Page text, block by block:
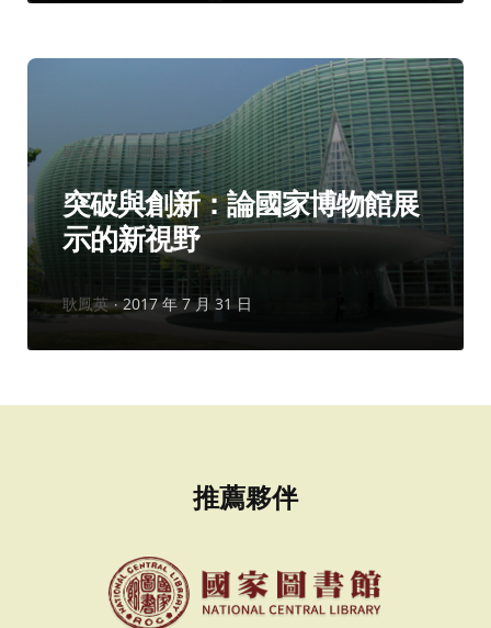
分
類：
研究紀要 博物館學季刊
突破與創新：論國家博物館展
示的新視野
作
耿鳳英 2017 年 7 月 31 日
推薦夥伴